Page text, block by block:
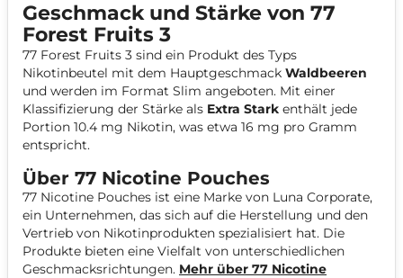
Geschmack und Stärke von 77
Forest Fruits 3
77 Forest Fruits 3 sind ein Produkt des Typs
Nikotinbeutel mit dem Hauptgeschmack Waldbeeren
und werden im Format Slim angeboten. Mit einer
Klassifizierung der Stärke als Extra Stark enthält jede
Portion 10.4 mg Nikotin, was etwa 16 mg pro Gramm
entspricht.
Über 77 Nicotine Pouches
77 Nicotine Pouches ist eine Marke von Luna Corporate,
ein Unternehmen, das sich auf die Herstellung und den
Vertrieb von Nikotinprodukten spezialisiert hat. Die
Produkte bieten eine Vielfalt von unterschiedlichen
Geschmacksrichtungen. Mehr über 77 Nicotine